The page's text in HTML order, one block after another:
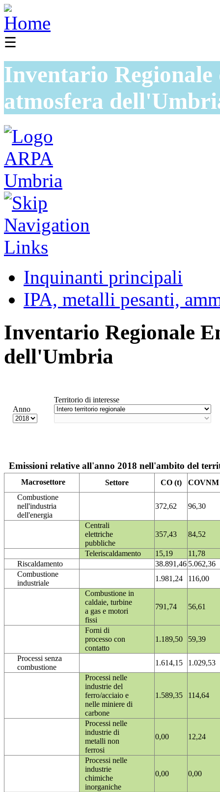
☰
Inventario
atmosfera
Inquinanti principali
IPA, metalli pesanti,
Inventario Regionale
dell'Umbria
Anno
Territorio di interesse
Emissioni relative all'anno 2018 nell'ambito del
Macrosettore Settore CO (t)
COVNM
Combustione
nell'industria
dell'energia
372,62 96,30
Centrali
elettriche
pubbliche
357,43 84,52
Teleriscaldamento 15,19
11,78
Riscaldamento
38.891,46 5.062,36
Combustione
industriale
1.981,24
116,00
Combustione in
caldaie, turbine
a gas e motori
fissi
791,74 56,61
Forni di
processo con
contatto
1.189,50 59,39
Processi senza
combustione
1.614,15
1.029,53
Processi nelle
industrie del
ferro/acciaio e
nelle miniere di
carbone
1.589,35 114,64
Processi nelle
industrie di
metalli non
ferrosi
0,00 12,24
Processi nelle
industrie
chimiche
inorganiche
0,00 0,00